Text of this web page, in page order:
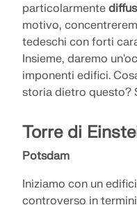
Prodotti obsoleti
particolarmente
motivo,
tedeschi con forti
Insieme, daremo
imponenti edifici.
storia dietro questo?
Torre di
Potsdam
Iniziamo con un
controverso in